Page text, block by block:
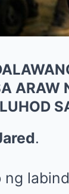
ARAW
.
ng